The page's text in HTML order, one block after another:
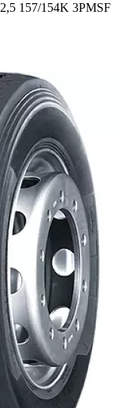
157/154K 3PMSF